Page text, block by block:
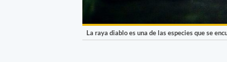
La raya diablo es una de las especies que se